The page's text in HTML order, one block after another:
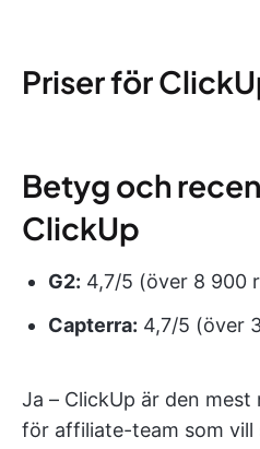
Priser för
Betyg och
ClickUp
G2: 4,7/5 (över 8 900
Capterra: 4,7/5 (över
Ja – ClickUp är den
för affiliate-team som vill